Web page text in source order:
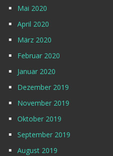
Mai 2020
April 2020
März 2020
Februar 2020
Januar 2020
Dezember 2019
November 2019
Oktober 2019
September 2019
August 2019